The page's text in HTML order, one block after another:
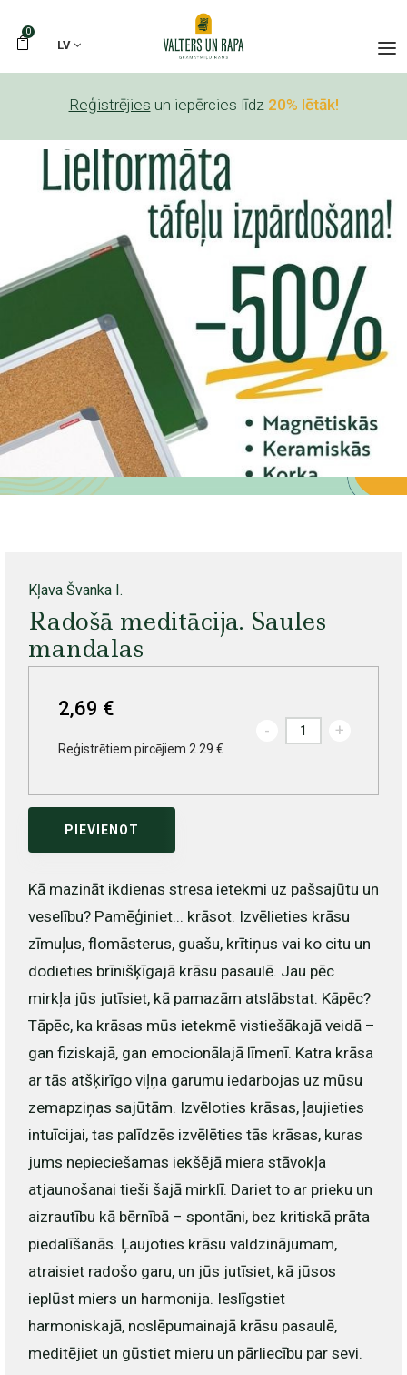
0
LV
Reģistrējies un iepērcies līdz 20% lētāk!
Kļava Švanka I.
Radošā meditācija. Saules
mandalas
2,69 €
Reģistrētiem pircējiem 2.29 €
- +
PIEVIENOT
Kā mazināt ikdienas stresa ietekmi uz pašsajūtu un
veselību? Pamēģiniet... krāsot. Izvēlieties krāsu
zīmuļus, flomāsterus, guašu, krītiņus vai ko citu un
dodieties brīnišķīgajā krāsu pasaulē. Jau pēc
mirkļa jūs jutīsiet, kā pamazām atslābstat. Kāpēc?
Tāpēc, ka krāsas mūs ietekmē vistiešākajā veidā –
gan fiziskajā, gan emocionālajā līmenī. Katra krāsa
ar tās atšķirīgo viļņa garumu iedarbojas uz mūsu
zemapziņas sajūtām. Izvēloties krāsas, ļaujieties
intuīcijai, tas palīdzēs izvēlēties tās krāsas, kuras
jums nepieciešamas iekšējā miera stāvokļa
atjaunošanai tieši šajā mirklī. Dariet to ar prieku un
aizrautību kā bērnībā – spontāni, bez kritiskā prāta
piedalīšanās. Ļaujoties krāsu valdzinājumam,
atraisiet radošo garu, un jūs jutīsiet, kā jūsos
ieplūst miers un harmonija. Ieslīgstiet
harmoniskajā, noslēpumainajā krāsu pasaulē,
meditējiet un gūstiet mieru un pārliecību par sevi.